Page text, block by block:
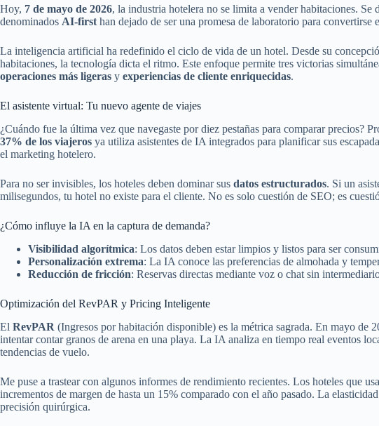
Hoy, 7 de mayo de 2026, la industria hotelera no se limita a vender habitaciones. Se
denominados AI-firsthan dejado de ser una promesa de laboratorio para convertirse
La inteligencia artificial ha redefinido el ciclo de vida de un hotel. Desde su
habitaciones, la tecnología dicta el ritmo. Este enfoque permite tres victorias
operaciones más ligeras y experiencias de cliente enriquecidas.
El asistente virtual: Tu nuevo agente de viajes
¿Cuándo fue la última vez que navegaste por diez pestañas para comparar precios?
37% de los viajeros ya utiliza asistentes de IA integrados para planificar sus
el marketing hotelero.
Para no ser invisibles, los hoteles deben dominar sus datos estructurados. Si un
milisegundos, tu hotel no existe para el cliente. No es solo cuestión de SEO; es
¿Cómo influye la IA en la captura de demanda?
Visibilidad algorítmica: Los datos deben estar limpios y listos para ser
Personalización extrema: La IA conoce las preferencias de almohada y
Reducción de fricción: Reservas directas mediante voz o chat sin
Optimización del RevPAR y Pricing Inteligente
El RevPAR (Ingresos por habitación disponible) es la métrica sagrada. En mayo de
intentar contar granos de arena en una playa. La IA analiza en tiempo real eventos
tendencias de vuelo.
Me puse a trastear con algunos informes de rendimiento recientes. Los hoteles que
incrementos de margen de hasta un 15% comparado con el año pasado. La
precisión quirúrgica.